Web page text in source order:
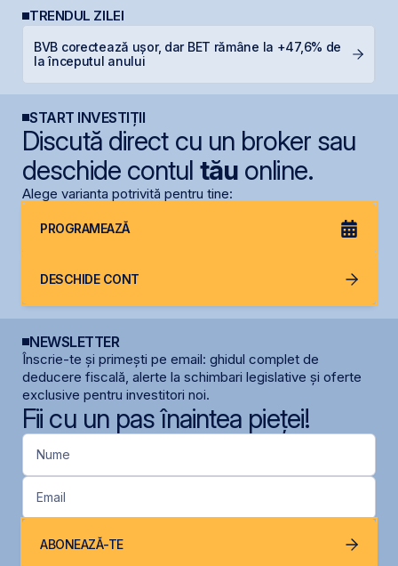
TRENDUL ZILEI
BVB corectează ușor, dar BET rămâne la +47,6% de
la începutul anului
START INVESTIȚII
Discută direct cu un broker sau
deschide contul tăuonline.
Alege varianta potrivită pentru tine:
PROGRAMEAZĂ
DESCHIDE CONT
NEWSLETTER
Înscrie-te și primești pe email: ghidul complet de
deducere fiscală, alerte la schimbari legislative și oferte
exclusive pentru investitori noi.
Fii cu un pas înaintea pieței!
Nume
Email
ABONEAZĂ-TE